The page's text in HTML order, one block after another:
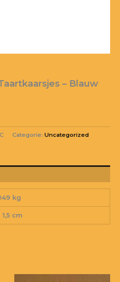
– Blauw
Categorie: Uncategorized
kg
1,5 cm